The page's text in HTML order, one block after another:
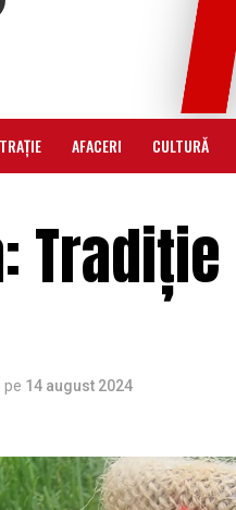
AFACERI CULTURĂ
pe 14 august 2024